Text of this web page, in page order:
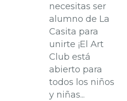
necesitas ser
alumno de La
Casita para
unirte ¡El Art
Club está
abierto para
todos los niños
y niñas...